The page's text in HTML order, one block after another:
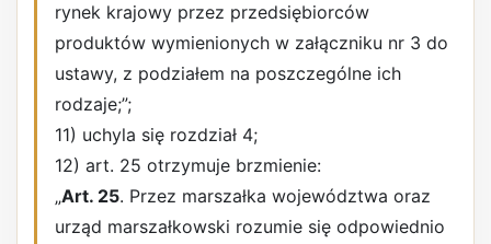
rynek krajowy przez przedsiębiorców
produktów wymienionych w załączniku nr 3 do
ustawy, z podziałem na poszczególne ich
rodzaje;”;
11) uchyla się rozdział 4;
12) art. 25 otrzymuje brzmienie:
„Art. 25. Przez marszałka województwa oraz
urząd marszałkowski rozumie się odpowiednio